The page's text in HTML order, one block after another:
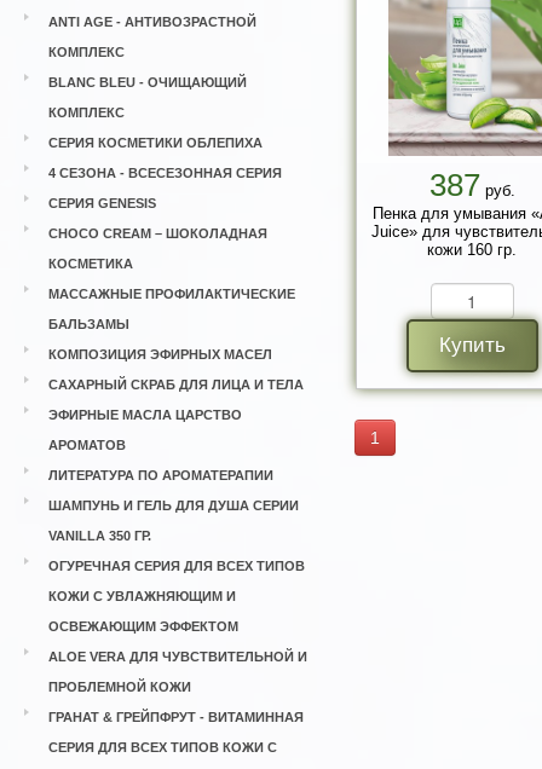
ANTI AGE - АНТИВОЗРАСТНОЙ
КОМПЛЕКС
BLANC BLEU - ОЧИЩАЮЩИЙ
КОМПЛЕКС
СЕРИЯ КОСМЕТИКИ ОБЛЕПИХА
4 СЕЗОНА - ВСЕСЕЗОННАЯ СЕРИЯ
СЕРИЯ GENESIS
CHOCO CREAM – ШОКОЛАДНАЯ
КОСМЕТИКА
МАССАЖНЫЕ ПРОФИЛАКТИЧЕСКИЕ
БАЛЬЗАМЫ
КОМПОЗИЦИЯ ЭФИРНЫХ МАСЕЛ
САХАРНЫЙ СКРАБ ДЛЯ ЛИЦА И ТЕЛА
ЭФИРНЫЕ МАСЛА ЦАРСТВО
АРОМАТОВ
ЛИТЕРАТУРА ПО АРОМАТЕРАПИИ
ШАМПУНЬ И ГЕЛЬ ДЛЯ ДУША СЕРИИ
VANILLA 350 ГР.
ОГУРЕЧНАЯ СЕРИЯ ДЛЯ ВСЕХ ТИПОВ
КОЖИ С УВЛАЖНЯЮЩИМ И
ОСВЕЖАЮЩИМ ЭФФЕКТОМ
ALOE VERA ДЛЯ ЧУВСТВИТЕЛЬНОЙ И
ПРОБЛЕМНОЙ КОЖИ
ГРАНАТ & ГРЕЙПФРУТ - ВИТАМИННАЯ
СЕРИЯ ДЛЯ ВСЕХ ТИПОВ КОЖИ С
387 руб.
Пенка для умывания
Juice» для
кожи 160 гр.
Купить
1